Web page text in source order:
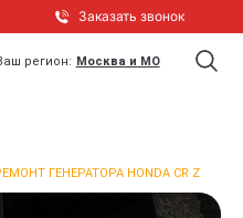
Заказать звонок
регион: Москва и МО
ГЕНЕРАТОРА HONDA CR Z